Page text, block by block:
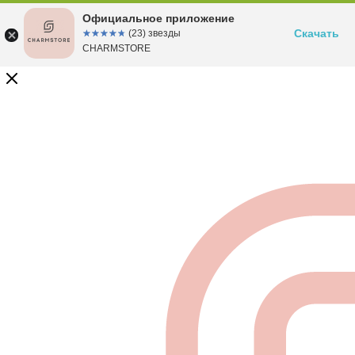
Официальное приложение
☆☆☆☆☆
★★★★★ (23) звезды
CHARMSTORE
Скачать